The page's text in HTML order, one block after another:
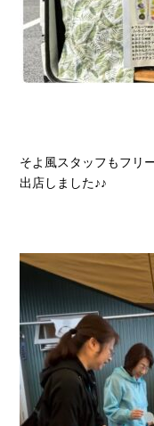
そよ風スタッフもフリ
出店しました♪♪